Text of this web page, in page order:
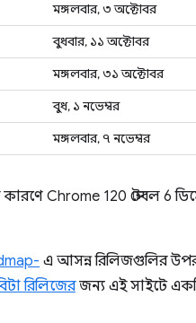
মঙ্গলবার, ৩ অক্টোবর
বুধবার, ১১ অক্টোবর
মঙ্গলবার, ৩১ অক্টোবর
বুধ, ১ নভেম্বর
মঙ্গলবার, ৭ নভেম্বর
Chrome 120 স্টেবল 6
এ আসন্ন রিলিজগুলির
রিলিজেরজন্য এই সাইটে